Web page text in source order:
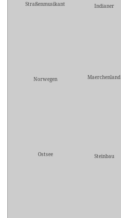
Straßenmusikant Indianer
Norwegen Maerchenland
Ostsee Steinbau